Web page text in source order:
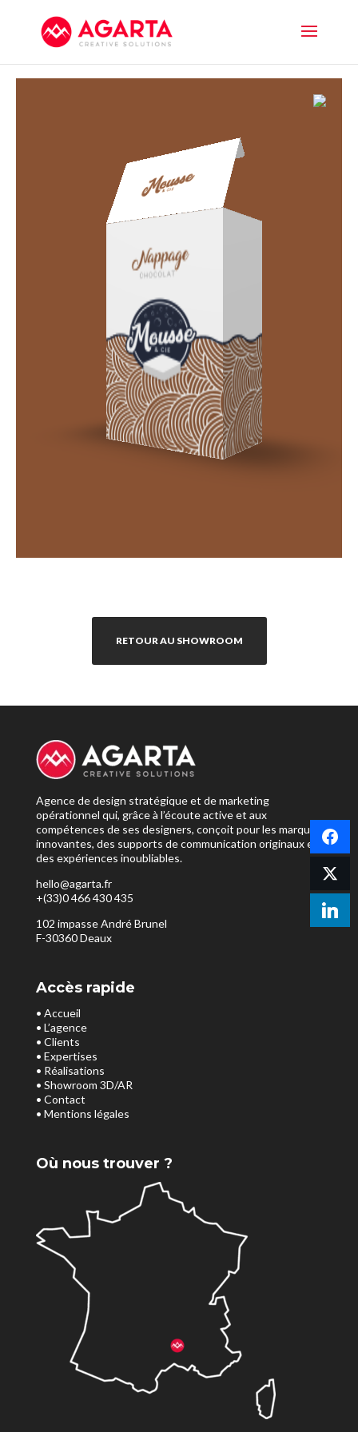
RETOUR AU SHOWROOM
Agence de design stratégique et de marketing
opérationnel qui, grâce à l’écoute active et aux
compétences de ses designers, conçoit pour les marques
innovantes, des supports de communication originaux et
des expériences inoubliables.
hello@agarta.fr
+(33)0 466 430 435
102 impasse André Brunel
F-30360 Deaux
Accès rapide
• Accueil
• L’agence
• Clients
• Expertises
• Réalisations
• Showroom 3D/AR
• Contact
• Mentions légales
Où nous trouver ?